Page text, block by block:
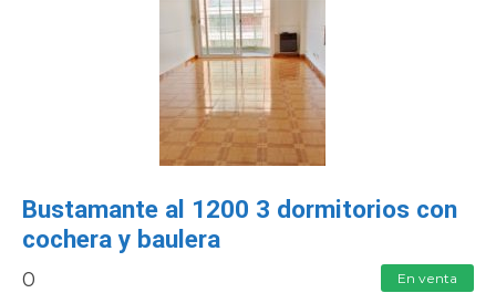
Bustamante al 1200 3 dormitorios con
cochera y baulera
0 En venta